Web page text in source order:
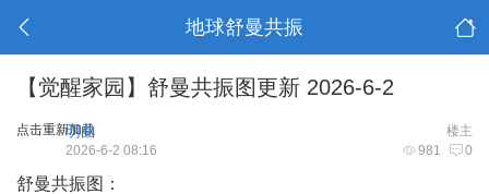
地球舒曼共振
【觉醒家园】舒曼共振图更新 2026-6-2
点击重新加载 楼主
明曲
981 0
2026-6-2 08:16
舒曼共振图：